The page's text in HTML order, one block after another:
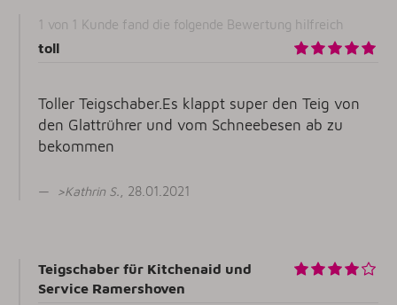
1 von 1 Kunde fand die folgende Bewertung hilfreich
toll
Toller Teigschaber.Es klappt super den Teig von
den Glattrührer und vom Schneebesen ab zu
bekommen
>Kathrin S. , 28.01.2021
Teigschaber für Kitchenaid und
Service Ramershoven